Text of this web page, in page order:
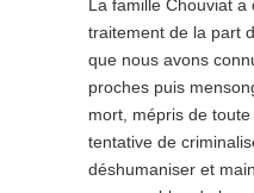
La famille Chouviat a
traitement de la part
que nous avons
proches puis
mort, mépris de
tentative de
déshumaniser et